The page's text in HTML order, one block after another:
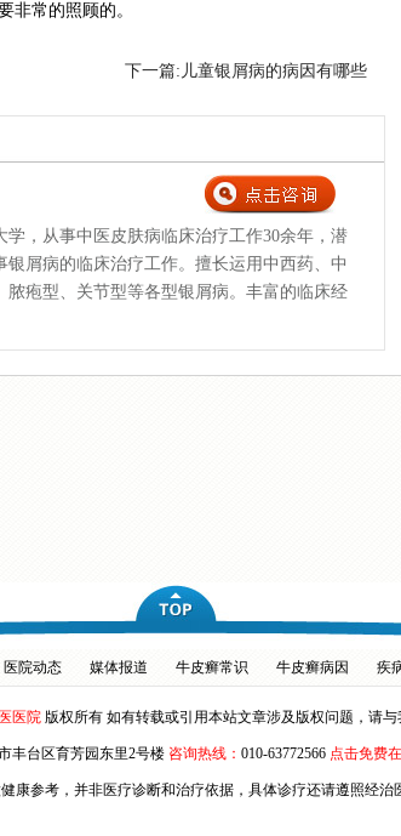
非常的照顾的。
下一篇: 儿童银屑病的病因有哪些
学，从事中医皮肤病临床治疗工作30余年，潜
屑病的临床治疗工作。擅长运用中西药、中
脓疱型、关节型等各型银屑病。丰富的临床经
医院动态 媒体报道 牛皮癣常识 牛皮癣病因 疾
医院 版权所有 如有转载或引用本站文章涉及版权问题，请
丰台区育芳园东里2号楼 咨询热线： 010-63772566 点击免费
康参考，并非医疗诊断和治疗依据，具体诊疗还请遵照经治